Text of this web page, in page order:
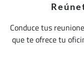
Conduce tus
que te ofrece tu